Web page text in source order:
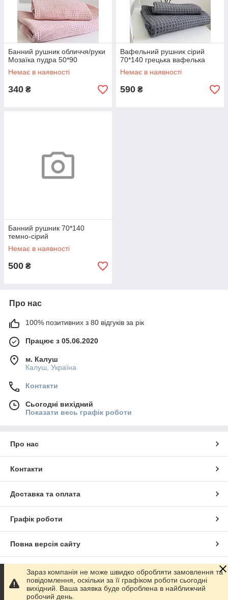
Банний рушник обличчя/руки
Мозаїка пудра 50*90
Немає в наявності
340 ₴
Вафельний рушник сірий
70*140 грецька вафелька
Немає в наявності
590 ₴
Банний рушник 70*140
темно-cірий
Немає в наявності
500 ₴
Про нас
100% позитивних з 80 відгуків за рік
Працює з 05.06.2020
м. Калуш
Калуш, Україна
Контакти
Сьогодні вихідний
Показати весь графік роботи
Про нас
Контакти
Доставка та оплата
Графік роботи
Повна версія сайту
Сайт створено на маркетплейсі Prom.ua
Політика конфіденційності
Зараз компанія не може швидко обробляти замовлення та
повідомлення, оскільки за її графіком роботи сьогодні
вихідний. Ваша заявка буде оброблена в найближчий
робочий день.